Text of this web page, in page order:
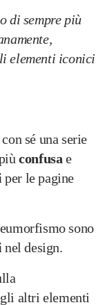
di sempre più
elementi iconici
sé una serie
confusa e
per le pagine
sono
nel design.
altri elementi